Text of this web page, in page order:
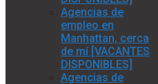
Agencias de
empleo en
Manhattan, cerca
de mí [VACANTES
DISPONIBLES]
Agencias de